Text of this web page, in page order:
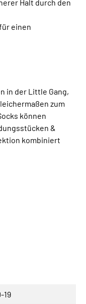
Halt durch den
einen
in der Little Gang,
zum
können
&
kombiniert
19